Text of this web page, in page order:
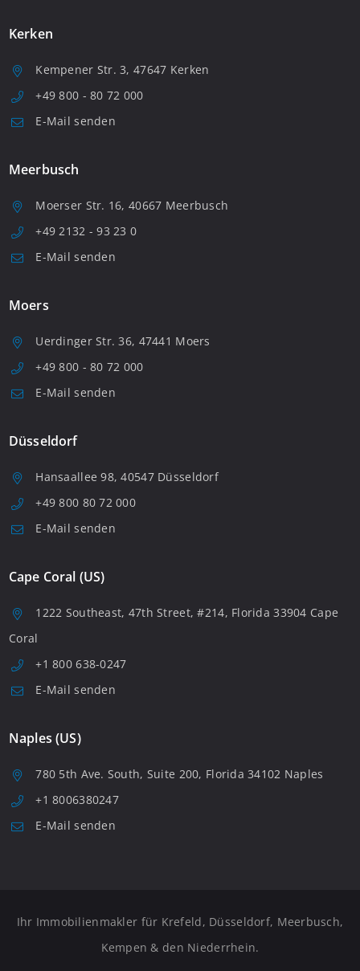
Kerken
Kempener Str. 3, 47647 Kerken
+49 800 - 80 72 000
E-Mail senden
Meerbusch
Moerser Str. 16, 40667 Meerbusch
+49 2132 - 93 23 0
E-Mail senden
Moers
Uerdinger Str. 36, 47441 Moers
+49 800 - 80 72 000
E-Mail senden
Düsseldorf
Hansaallee 98, 40547 Düsseldorf
+49 800 80 72 000
E-Mail senden
Cape Coral (US)
1222 Southeast, 47th Street, #214, Florida 33904 Cape
Coral
+1 800 638-0247
E-Mail senden
Naples (US)
780 5th Ave. South, Suite 200, Florida 34102 Naples
+1 8006380247
E-Mail senden
Ihr Immobilienmakler für Krefeld, Düsseldorf, Meerbusch,
Kempen & den Niederrhein.